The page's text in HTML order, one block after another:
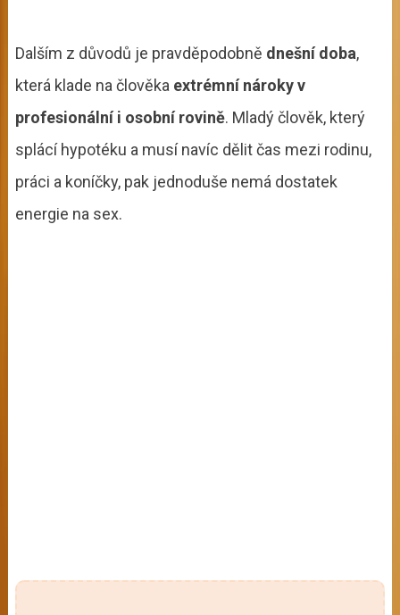
Dalším z důvodů je pravděpodobně dnešní doba,
která klade na člověka extrémní nároky v
profesionální i osobní rovině. Mladý člověk, který
splácí hypotéku a musí navíc dělit čas mezi rodinu,
práci a koníčky, pak jednoduše nemá dostatek
energie na sex.